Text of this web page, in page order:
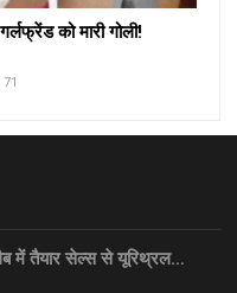
को मारी गोली!
में तैयार सेल्स से यूरिथ्रल…